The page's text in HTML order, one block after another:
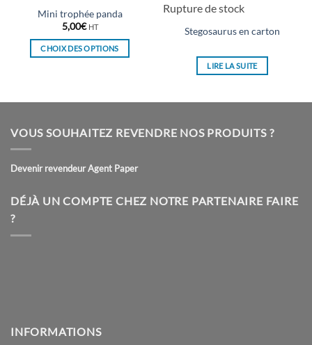
Mini trophée panda
5,00€ HT
CHOIX DES OPTIONS
Les
peuvent
choisies
Rupture de stock
Stegosaurus en carton
LIRE LA SUITE
VOUS SOUHAITEZ REVENDRE NOS PRODUITS ?
Devenir revendeur Agent Paper
DÉJÀ UN COMPTE CHEZ NOTRE PARTENAIRE FAIRE
?
INFORMATIONS